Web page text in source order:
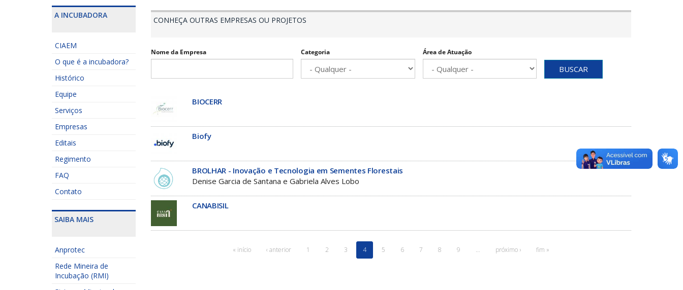
A INCUBADORA
CIAEM
O que é a incubadora?
Histórico
Equipe
Serviços
Empresas
Editais
Regimento
FAQ
Contato
SAIBA MAIS
Anprotec
Rede Mineira de
Incubação (RMI)
CONHEÇA OUTRAS EMPRESAS OU PROJETOS
Nome da Empresa Categoria Área de Atuação
BUSCAR
BIOCERR
Biofy
BROLHAR - Inovação e Tecnologia em Sementes Florestais
Denise Garcia de Santana e Gabriela Alves Lobo
CANABISIL
« início ‹ anterior 1 2 3 4 5 6 7 8 9 … próximo › fim »